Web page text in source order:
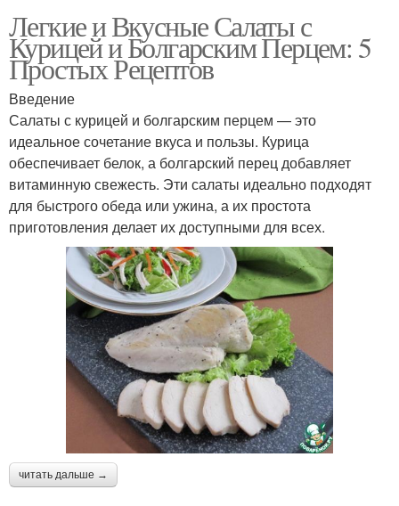
Легкие и Вкусные Салаты с
Курицей и Болгарским Перцем: 5
Простых Рецептов
Введение
Салаты с курицей и болгарским перцем — это
идеальное сочетание вкуса и пользы. Курица
обеспечивает белок, а болгарский перец добавляет
витаминную свежесть. Эти салаты идеально подходят
для быстрого обеда или ужина, а их простота
приготовления делает их доступными для всех.
читать дальше →